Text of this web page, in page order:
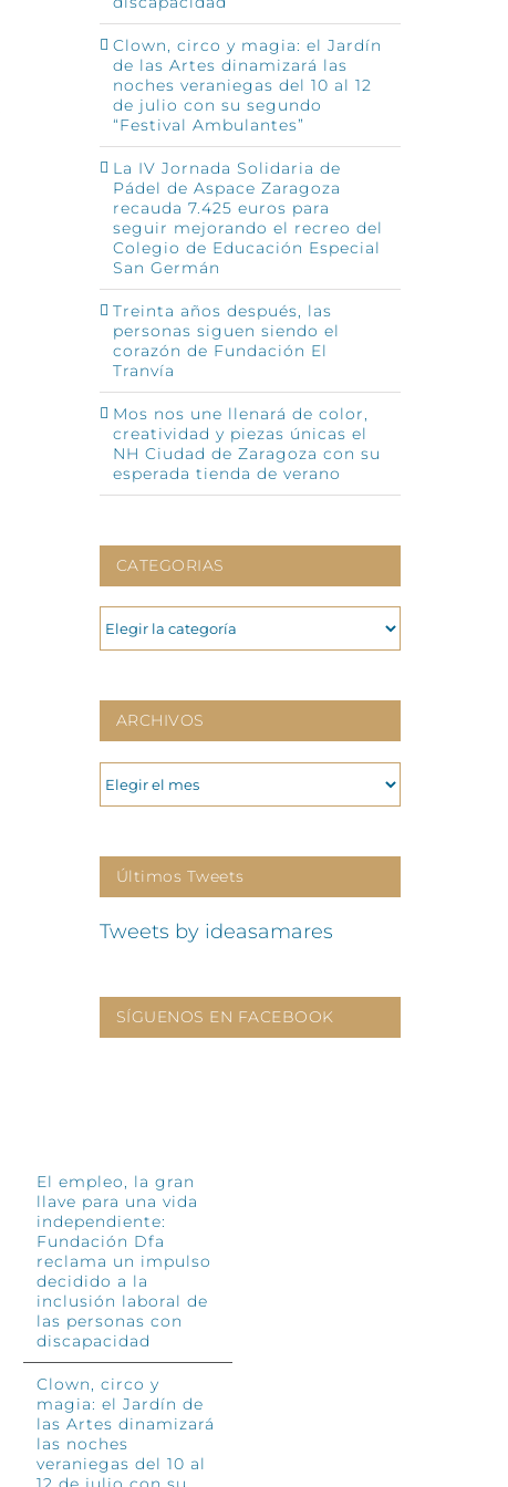
Clown, circo y magia: el Jardín
de las Artes dinamizará las
noches veraniegas del 10 al 12
de julio con su segundo
“Festival Ambulantes”
La IV Jornada Solidaria de
Pádel de Aspace Zaragoza
recauda 7.425 euros para
seguir mejorando el recreo del
Colegio de Educación Especial
San Germán
Treinta años después, las
personas siguen siendo el
corazón de Fundación El
Tranvía
Mos nos une llenará de color,
creatividad y piezas únicas el
NH Ciudad de Zaragoza con su
esperada tienda de verano
CATEGORIAS
CATEGORIAS
ARCHIVOS
ARCHIVOS
Últimos Tweets
Tweets by ideasamares
SÍGUENOS EN FACEBOOK
El empleo, la gran
llave para una vida
independiente:
Fundación Dfa
reclama un impulso
decidido a la
inclusión laboral de
las personas con
discapacidad
Clown, circo y
magia: el Jardín de
las Artes dinamizará
las noches
veraniegas del 10 al